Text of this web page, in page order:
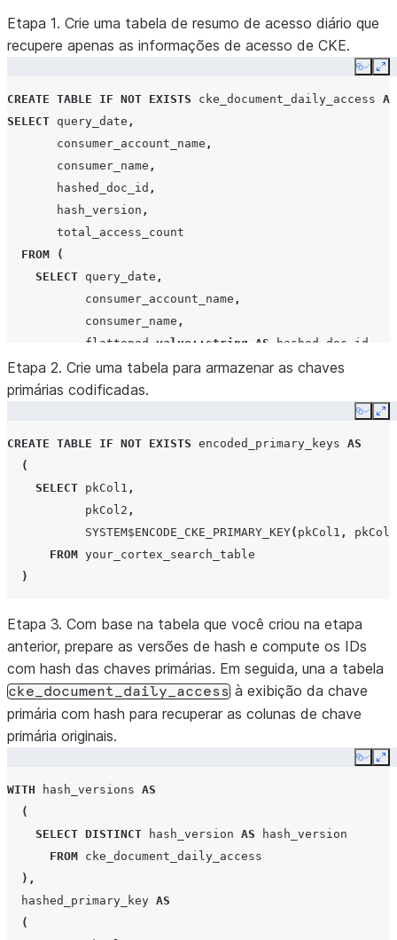
Etapa 1. Crie uma tabela de resumo de acesso diário que
recupere apenas as informações de acesso de CKE.
Copy
CREATE TABLE IF NOT EXISTS cke_document_daily_access AS
SELECT query_date ,
consumer_account_name ,
consumer_name ,
hashed_doc_id ,
hash_version ,
total_access_count
FROM
(
SELECT query_date ,
consumer_account_name ,
consumer_name ,
flattened value ::string AS hashed_doc_id
lah.share_objects_accessed[ 0]: "hashVersion"
COUNT(*) AS total_access_count
share_objects_accessed [
query_date
consumer_account_name
hash_version
);
Etapa 2. Crie uma tabela para armazenar as chaves
primárias codificadas.
Copy
CREATE TABLE IF NOT EXISTS encoded_primary_keys AS
(
SELECT pkCol1 ,
pkCol2 ,
SYSTEM$ENCODE_CKE_PRIMARY_KEY( pkCol1 ,
pkCol2
FROM your_cortex_search_table
)
Etapa 3. Com base na tabela que você criou na etapa
anterior, prepare as versões de hash e compute os IDs
com hash das chaves primárias. Em seguida, una a tabela
cke_document_daily_access à exibição da chave
primária com hash para recuperar as colunas de chave
primária originais.
Copy
WITH hash_versions AS
(
SELECT DISTINCT hash_version AS
hash_version
FROM cke_document_daily_access
),
hashed_primary_key AS
(